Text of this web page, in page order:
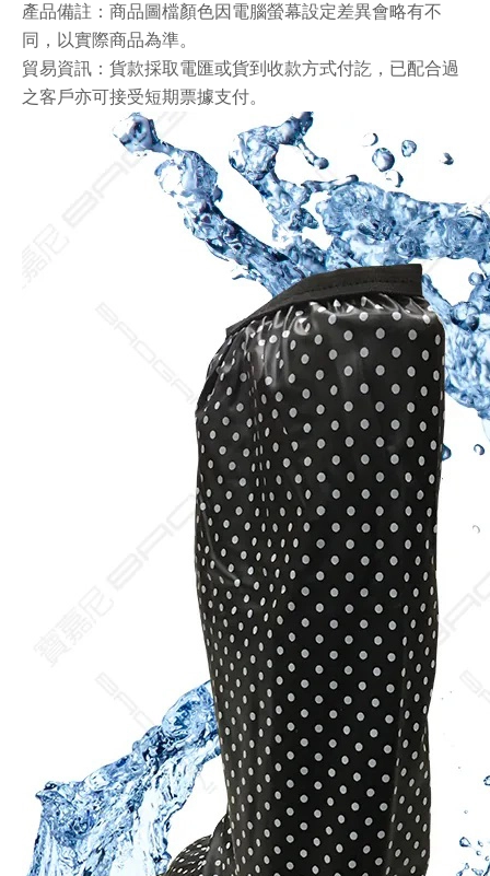
產品備註：商品圖檔顏色因電腦螢幕設定差異會略有不
同，以實際商品為準。
貿易資訊：貨款採取電匯或貨到收款方式付訖，已配合過
之客戶亦可接受短期票據支付。